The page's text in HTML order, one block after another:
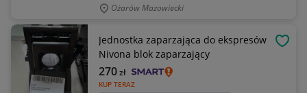
Ożarów Mazowiecki
Jednostka zaparzająca do ekspresów
Nivona blok zaparzający
KUP TERAZ
270zł